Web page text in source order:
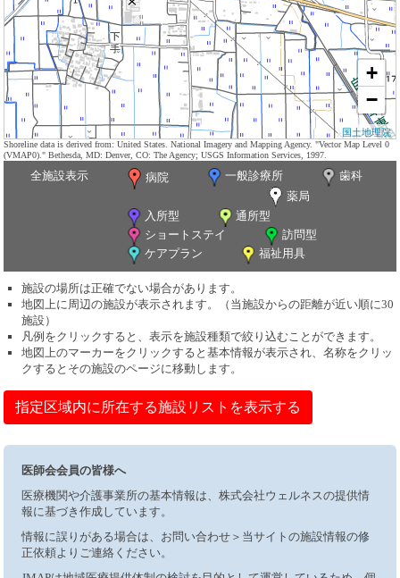
+
−
国土地理院
Shoreline data is derived from: United States. National Imagery and Mapping Agency. "Vector Map Level 0
(VMAP0)." Bethesda, MD: Denver, CO: The Agency; USGS Information Services, 1997.
全施設表示 病院 一般診療所
歯科
薬局
入所型
通所型
ショートステイ
訪問型
ケアプラン
福祉用具
施設の場所は正確でない場合があります。
地図上に周辺の施設が表示されます。（当施設からの距離が近い順に30
施設）
凡例をクリックすると、表示を施設種類で絞り込むことができます。
地図上のマーカーをクリックすると基本情報が表示され、名称をクリッ
クするとその施設のページに移動します。
指定区域内に所在する施設リストを表示する
医師会会員の皆様へ
医療機関や介護事業所の基本情報は、株式会社ウェルネスの提供情
報に基づき作成しています。
情報に誤りがある場合は、お問い合わせ＞当サイトの施設情報の修
正依頼よりご連絡ください。